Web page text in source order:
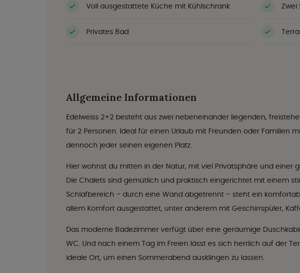
Voll ausgestattete Küche mit Kühlschrank Zwei
Privates Bad
Allgemeine Informationen
Edelweiss 2+2 besteht aus zwei nebeneinander liegenden,
für 2 Personen. Ideal für einen Urlaub mit Freunden oder Familien
dennoch jeder seinen eigenen Platz.
Hier wohnst du mitten in der Natur, mit viel Privatsphäre und einer
Die Chalets sind gemütlich und praktisch eingerichtet mit einem
Schlafbereich – durch eine Wand abgetrennt – steht ein
allem Komfort ausgestattet, unter anderem mit Geschirrspüler,
Das moderne Badezimmer verfügt über eine geräumige
WC. Und nach einem Tag im Freien lässt es sich herrlich auf der
ideale Ort, um einen Sommerabend ausklingen zu lassen.